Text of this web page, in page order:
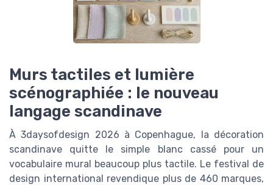
Murs tactiles et lumière
scénographiée : le nouveau
langage scandinave
À 3daysofdesign 2026 à Copenhague, la décoration
scandinave quitte le simple blanc cassé pour un
vocabulaire mural beaucoup plus tactile. Le festival de
design international revendique plus de 460 marques,